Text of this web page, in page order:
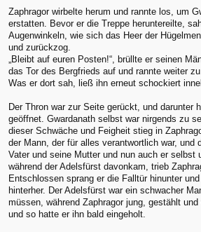
Zaphragor wirbelte herum und rannte los, um
erstatten. Bevor er die Treppe heruntereilte,
Augenwinkeln, wie sich das Heer der
und zurückzog.
„Bleibt auf euren Posten!“, brüllte er seinen
das Tor des Bergfrieds auf und rannte weiter
Was er dort sah, ließ ihn erneut schockiert
Der Thron war zur Seite gerückt, und darunter
geöffnet. Gwardanath selbst war nirgends zu
dieser Schwäche und Feigheit stieg in
der Mann, der für alles verantwortlich war, und
Vater und seine Mutter und nun auch er selbst
während der Adelsfürst davonkam, trieb
Entschlossen sprang er die Falltür hinunter
hinterher. Der Adelsfürst war ein schwacher
müssen, während Zaphragor jung, gestählt
und so hatte er ihn bald eingeholt.